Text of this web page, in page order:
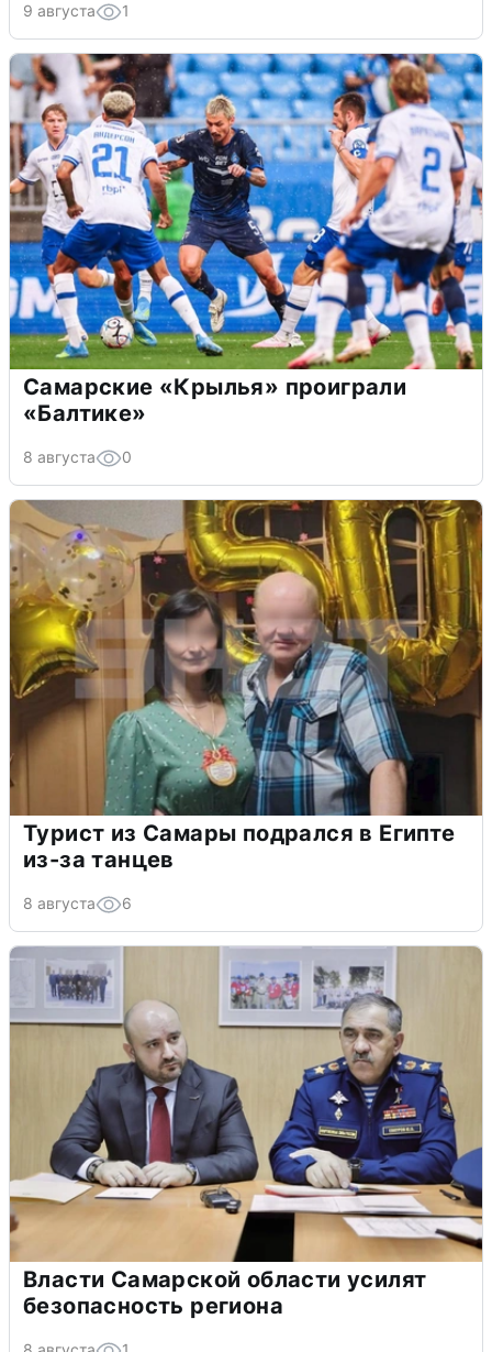
9 августа 1
Самарские «Крылья» проиграли
«Балтике»
8 августа 0
Турист из Самары подрался в Египте
из-за танцев
8 августа 6
Власти Самарской области усилят
безопасность региона